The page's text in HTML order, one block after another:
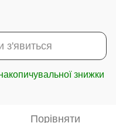
з'явиться
знижки
Порівняти